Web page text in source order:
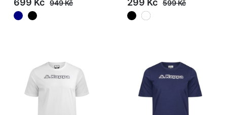
699 Kč 949 Kč 299 Kč 599 Kč